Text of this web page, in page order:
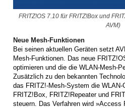
FRITZ!OS 7.10 für FRITZ!Box und
AVM)
Neue Mesh-Funktionen
Bei seinen aktuellen Geräten setzt
Mesh-Funktionen. Das neue
optimieren und die die WLAN-Mesh-
Zusätzlich zu den bekannten
das FRITZ!-Mesh-System die
FRITZ!Box, FRITZ!Repeater und
steuern. Das Verfahren wird »Access